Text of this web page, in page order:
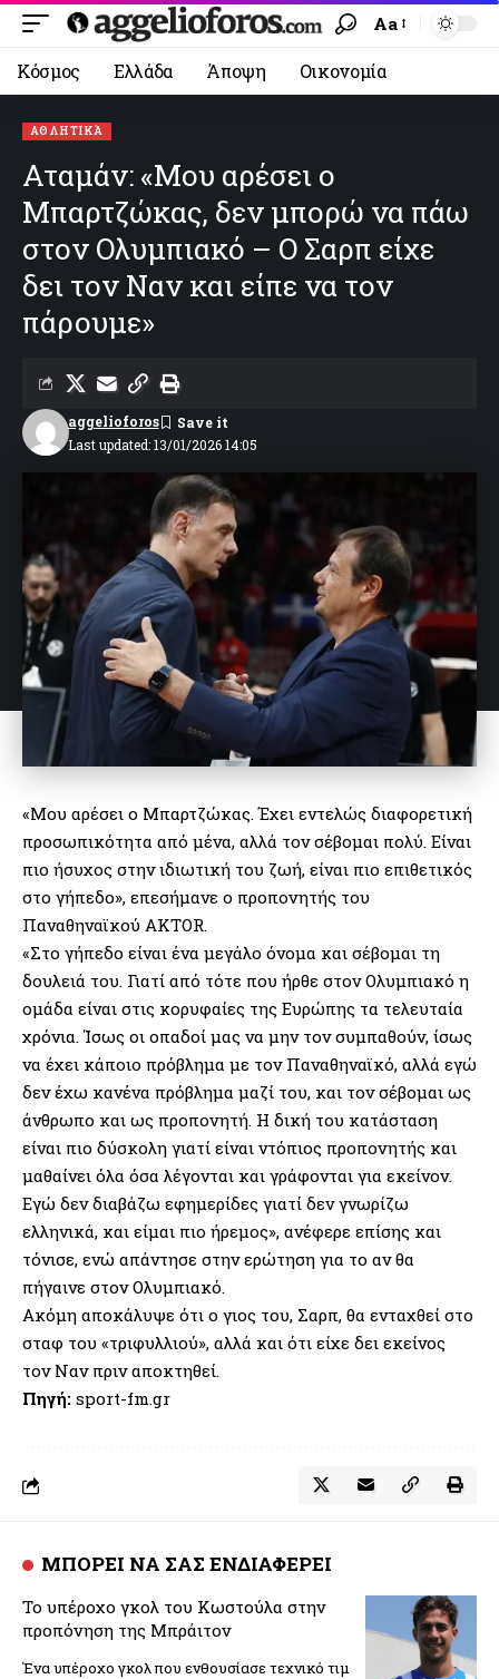
Aa
Κόσμος Ελλάδα Άποψη Οικονομία
ΑΘΛΗΤΙΚΆ
Αταμάν: «Μου αρέσει ο
Μπαρτζώκας, δεν μπορώ να πάω
στον Ολυμπιακό – Ο Σαρπ είχε
δει τον Ναν και είπε να τον
πάρουμε»
Last updated: 13/01/2026 14:05
aggelioforos
«Μου αρέσει ο Μπαρτζώκας. Έχει εντελώς διαφορετική
προσωπικότητα από μένα, αλλά τον σέβομαι πολύ. Είναι
πιο ήσυχος στην ιδιωτική του ζωή, είναι πιο επιθετικός
στο γήπεδο», επεσήμανε ο προπονητής του
Παναθηναϊκού AKTOR.
«Στο γήπεδο είναι ένα μεγάλο όνομα και σέβομαι τη
δουλειά του. Γιατί από τότε που ήρθε στον Ολυμπιακό η
ομάδα είναι στις κορυφαίες της Ευρώπης τα τελευταία
χρόνια. Ίσως οι οπαδοί μας να μην τον συμπαθούν, ίσως
να έχει κάποιο πρόβλημα με τον Παναθηναϊκό, αλλά εγώ
δεν έχω κανένα πρόβλημα μαζί του, και τον σέβομαι ως
άνθρωπο και ως προπονητή. Η δική του κατάσταση
είναι πιο δύσκολη γιατί είναι ντόπιος προπονητής και
μαθαίνει όλα όσα λέγονται και γράφονται για εκείνον.
Εγώ δεν διαβάζω εφημερίδες γιατί δεν γνωρίζω
ελληνικά, και είμαι πιο ήρεμος», ανέφερε επίσης και
τόνισε, ενώ απάντησε στην ερώτηση για το αν θα
πήγαινε στον Ολυμπιακό.
Ακόμη αποκάλυψε ότι ο γιος του, Σαρπ, θα ενταχθεί στο
σταφ του «τριφυλλιού», αλλά και ότι είχε δει εκείνος
τον Ναν πριν αποκτηθεί.
Πηγή: sport-fm.gr
ΜΠΟΡΕΙ ΝΑ ΣΑΣ ΕΝΔΙΑΦΕΡΕΙ
Το υπέροχο γκολ του Κωστούλα στην
προπόνηση της Μπράιτον
Ένα υπέροχο γκολ που ενθουσίασε τεχνικό τιμ